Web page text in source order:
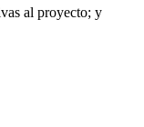
al proyecto; y